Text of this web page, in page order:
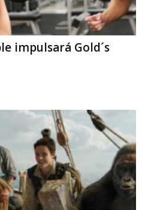
impulsará Gold´s